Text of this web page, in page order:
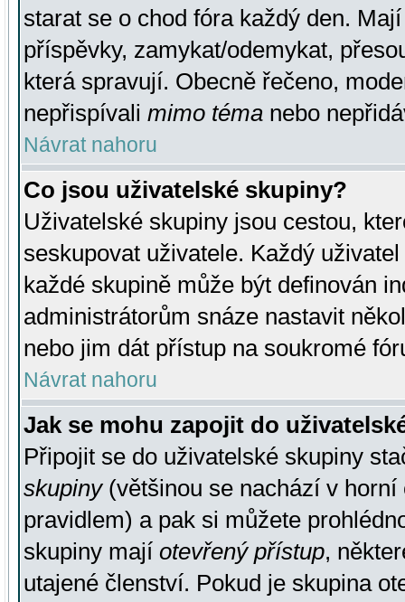
starat se o chod fóra každý den.
příspěvky, zamykat/odemykat,
která spravují. Obecně řečeno,
nepřispívali mimo téma nebo
Návrat nahoru
Co jsou uživatelské skupiny?
Uživatelské skupiny jsou cestou,
seskupovat uživatele. Každý
každé skupině může být definován
administrátorům snáze nastavit
nebo jim dát přístup na soukromé
Návrat nahoru
Jak se mohu zapojit do
Připojit se do uživatelské skupiny
skupiny(většinou se nachází v horní
pravidlem) a pak si můžete
skupiny mají otevřený přístup,
utajené členství. Pokud je skupina